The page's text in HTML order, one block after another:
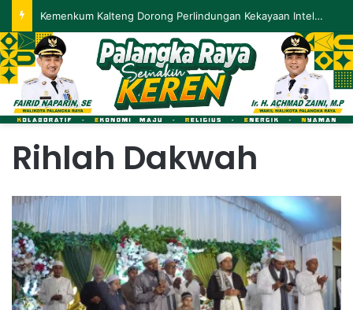
Kemenkum Kalteng Dorong Perlindungan Kekayaan Intelektual untuk Perkuat Inovasi dan Ekonomi Daerah
Rihlah Dakwah